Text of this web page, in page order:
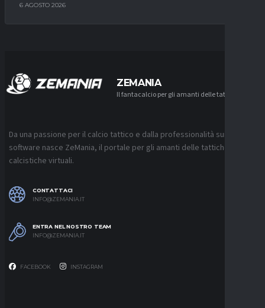
6 AGOSTO 2026
ZEMANIA
Il fantacalcio per gli amanti delle tattiche
Da una passione per il calcio tattico e dalla professionalità sui
software nasce ZeMania, il portale per gli amanti delle tattiche
calcistiche virtuali.
CONTATTACI
INFO@ZEMANIA.IT
ENTRA NEL NOSTRO TEAM
INFO@ZEMANIA.IT
FACEBOOK INSTAGRAM